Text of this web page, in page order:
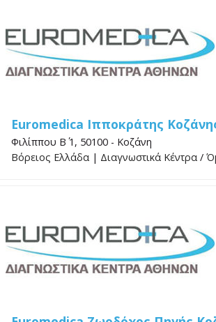
Euromedica Ιπποκράτης
Φιλίππου Β΄ 1, 50100 - Κοζάνη
Βόρειος Ελλάδα | Διαγνωστικά Κέντρα /